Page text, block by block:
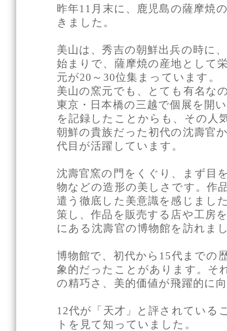
昨年11月末に、鹿児島の薩摩焼
きました。
美山は、秀吉の朝鮮出兵の時に
始まりで、薩摩焼の産地として
元が20～30位集まっています。
美山の窯元でも、とても有名な
東京・日本橋の三越で個展を開
を記録したことからも、その人
朝鮮の貴族だった初代の沈壽官
代目が活躍しています。
沈壽官窯の門をくぐり、まず目
物などの造形の美しさです。作
遣う徹底した美意識を感じまし
策し、作品を販売する店や工房
にある沈壽官の博物館を訪れま
博物館で、初代から15代までの
象的だったことがあります。そ
の精巧さ、美的価値が飛躍的に
12代が「天才」と評されている
トを見て知っていました。